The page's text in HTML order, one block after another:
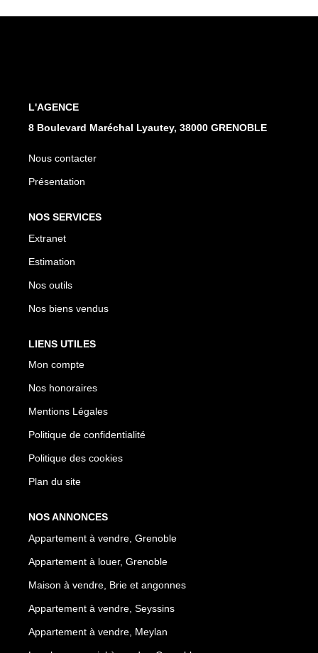
L'AGENCE
8 Boulevard Maréchal Lyautey, 38000 GRENOBLE
Nous contacter
Présentation
NOS SERVICES
Extranet
Estimation
Nos outils
Nos biens vendus
LIENS UTILES
Mon compte
Nos honoraires
Mentions Légales
Politique de confidentialité
Politique des cookies
Plan du site
NOS ANNONCES
Appartement à vendre, Grenoble
Appartement à louer, Grenoble
Maison à vendre, Brie et angonnes
Appartement à vendre, Seyssins
Appartement à vendre, Meylan